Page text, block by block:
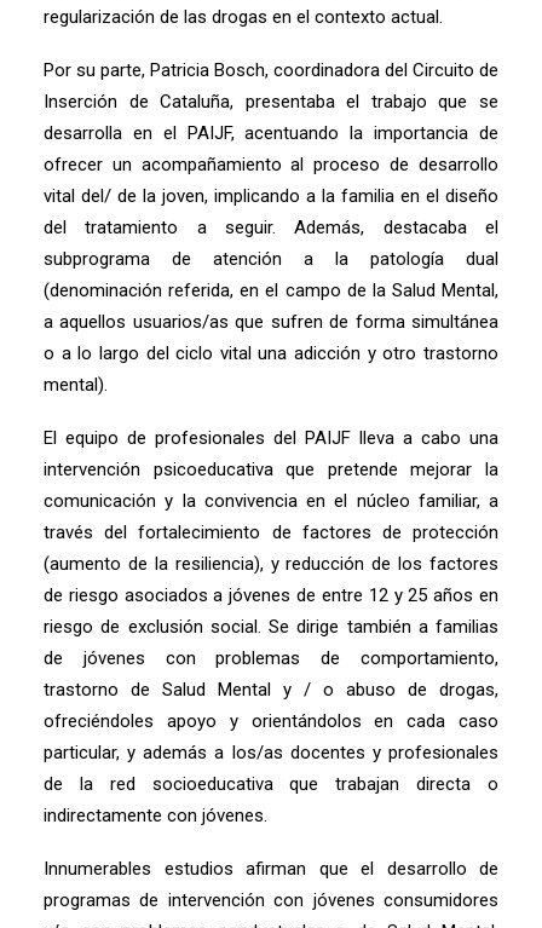
regularización de las drogas en el contexto actual.
Por su parte, Patricia Bosch, coordinadora del Circuito de
Inserción de Cataluña, presentaba el trabajo que se
desarrolla en el PAIJF, acentuando la importancia de
ofrecer un acompañamiento al proceso de desarrollo
vital del/ de la joven, implicando a la familia en el diseño
del tratamiento a seguir. Además, destacaba el
subprograma de atención a la patología dual
(denominación referida, en el campo de la Salud Mental,
a aquellos usuarios/as que sufren de forma simultánea
o a lo largo del ciclo vital una adicción y otro trastorno
mental).
El equipo de profesionales del PAIJF lleva a cabo una
intervención psicoeducativa que pretende mejorar la
comunicación y la convivencia en el núcleo familiar, a
través del fortalecimiento de factores de protección
(aumento de la resiliencia), y reducción de los factores
de riesgo asociados a jóvenes de entre 12 y 25 años en
riesgo de exclusión social. Se dirige también a familias
de jóvenes con problemas de comportamiento,
trastorno de Salud Mental y / o abuso de drogas,
ofreciéndoles apoyo y orientándolos en cada caso
particular, y además a los/as docentes y profesionales
de la red socioeducativa que trabajan directa o
indirectamente con jóvenes.
Innumerables estudios afirman que el desarrollo de
programas de intervención con jóvenes consumidores